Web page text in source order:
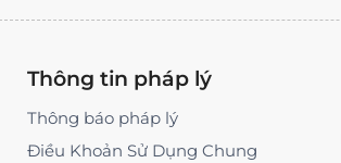
Thông tin pháp lý
Thông báo pháp lý
Điều Khoản Sử Dụng Chung